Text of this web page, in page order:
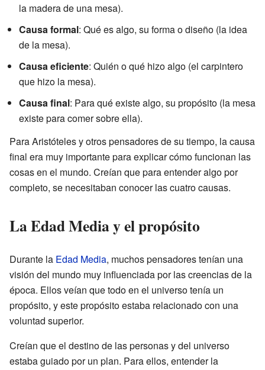
la madera de una mesa).
Causa formal: Qué es algo, su forma o diseño (la idea
de la mesa).
Causa eficiente: Quién o qué hizo algo (el carpintero
que hizo la mesa).
Causa final: Para qué existe algo, su propósito (la mesa
existe para comer sobre ella).
Para Aristóteles y otros pensadores de su tiempo, la causa
final era muy importante para explicar cómo funcionan las
cosas en el mundo. Creían que para entender algo por
completo, se necesitaban conocer las cuatro causas.
La Edad Media y el propósito
Durante la Edad Media, muchos pensadores tenían una
visión del mundo muy influenciada por las creencias de la
época. Ellos veían que todo en el universo tenía un
propósito, y este propósito estaba relacionado con una
voluntad superior.
Creían que el destino de las personas y del universo
estaba guiado por un plan. Para ellos, entender la